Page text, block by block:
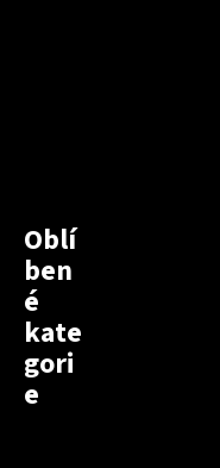
Oblí
ben
é
kate
gori
e